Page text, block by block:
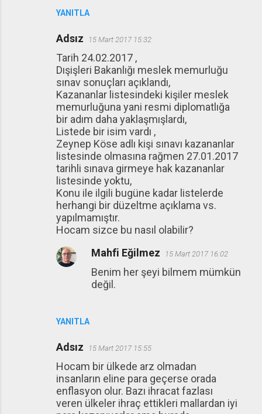
YANITLA
Adsız 15 Mart 2017 15:32
Tarih 24.02.2017 ,
Dışişleri Bakanlığı meslek memurluğu
sınav sonuçları açıklandı,
Kazananlar listesindeki kişiler meslek
memurluğuna yani resmi diplomatlığa
bir adım daha yaklaşmışlardı,
Listede bir isim vardı ,
Zeynep Köse adlı kişi sınavı kazananlar
listesinde olmasına rağmen 27.01.2017
tarihli sınava girmeye hak kazananlar
listesinde yoktu,
Konu ile ilgili bugüne kadar listelerde
herhangi bir düzeltme açıklama vs.
yapılmamıştır.
Hocam sizce bu nasıl olabilir?
YANITLA
Mahfi Eğilmez 15 Mart 2017 16:02
Benim her şeyi bilmem mümkün
değil.
Adsız 15 Mart 2017 15:55
Hocam bir ülkede arz olmadan
insanların eline para geçerse orada
enflasyon olur. Bazı ihracat fazlası
veren ülkeler ihraç ettikleri mallardan iyi